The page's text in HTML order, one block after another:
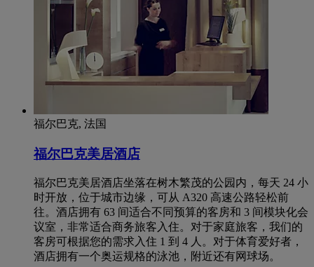
福尔巴克, 法国
福尔巴克美居酒店
福尔巴克美居酒店坐落在树木繁茂的公园内，每天 24 小
时开放，位于城市边缘，可从 A320 高速公路轻松前
往。酒店拥有 63 间适合不同预算的客房和 3 间模块化会
议室，非常适合商务旅客入住。对于家庭旅客，我们的
客房可根据您的需求入住 1 到 4 人。对于体育爱好者，
酒店拥有一个奥运规格的泳池，附近还有网球场。